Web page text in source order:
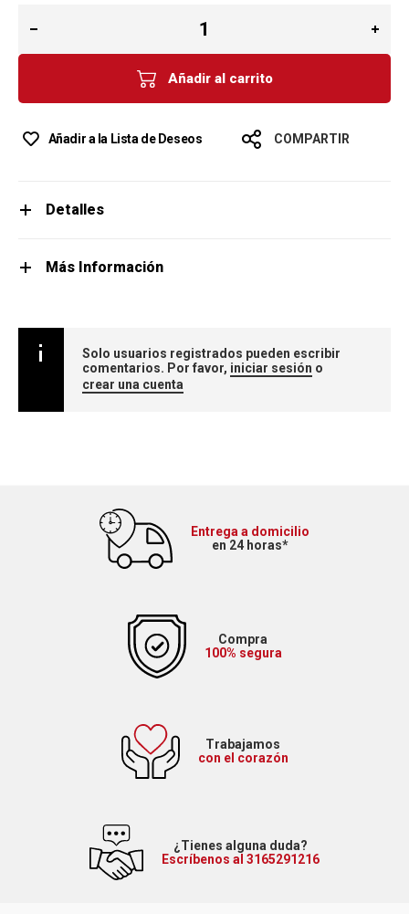
Añadir al carrito
Añadir a la Lista de Deseos COMPARTIR
Detalles
Más Información
Solo usuarios registrados pueden escribir
comentarios. Por favor, iniciar sesión o
crear una cuenta
Entrega a domicilio
en 24 horas*
Compra
100% segura
Trabajamos
con el corazón
¿Tienes alguna duda?
Escríbenos al 3165291216